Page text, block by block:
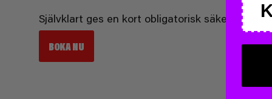
Självklart ges en kort obligatorisk
BOKA NU